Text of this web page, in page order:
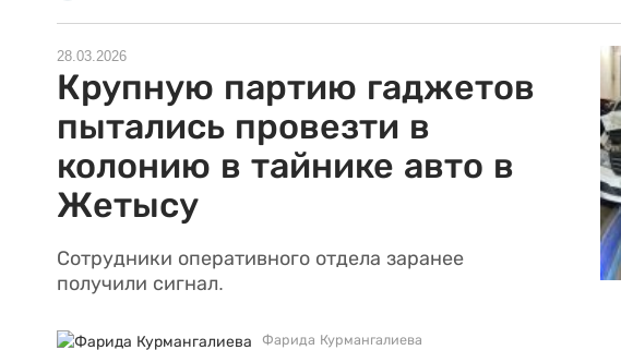
28.03.2026
Крупную партию гаджетов
пытались провезти в
колонию в тайнике авто в
Жетысу
Сотрудники оперативного отдела заранее
получили сигнал.
Фарида Курмангалиева